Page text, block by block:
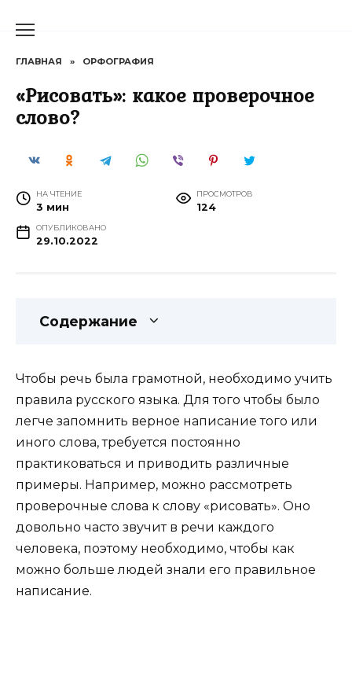
ГЛАВНАЯ » ОРФОГРАФИЯ
«Рисовать»: какое проверочное
слово?
НА ЧТЕНИЕ
3 мин
ПРОСМОТРОВ
124
ОПУБЛИКОВАНО
29.10.2022
Содержание
Чтобы речь была грамотной, необходимо учить
правила русского языка. Для того чтобы было
легче запомнить верное написание того или
иного слова, требуется постоянно
практиковаться и приводить различные
примеры. Например, можно рассмотреть
проверочные слова к слову «рисовать». Оно
довольно часто звучит в речи каждого
человека, поэтому необходимо, чтобы как
можно больше людей знали его правильное
написание.